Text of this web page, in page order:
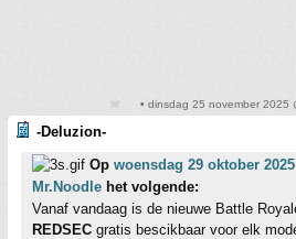
• dinsdag 25 november 2025
-Deluzion-
Op woensdag 29 oktober
Mr.Noodle het volgende:
Vanaf vandaag is de nieuwe Battle
REDSEC gratis bescikbaar voor elk